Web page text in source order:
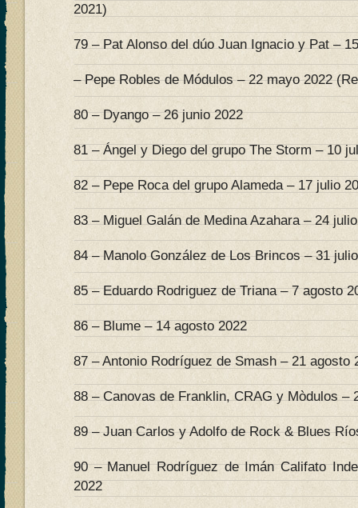
2021)
79 – Pat Alonso del dúo Juan Ignacio y Pat –
– Pepe Robles de Módulos – 22 mayo 2022
80 – Dyango – 26 junio 2022
81 – Ángel y Diego del grupo The Storm – 10
82 – Pepe Roca del grupo Alameda – 17 julio
83 – Miguel Galán de Medina Azahara – 24
84 – Manolo González de Los Brincos – 31
85 – Eduardo Rodriguez de Triana – 7 agosto
86 – Blume – 14 agosto 2022
87 – Antonio Rodríguez de Smash – 21 agosto
88 – Canovas de Franklin, CRAG y Mòdulos –
89 – Juan Carlos y Adolfo de Rock & Blues
90 – Manuel Rodríguez de Imán Califato
2022